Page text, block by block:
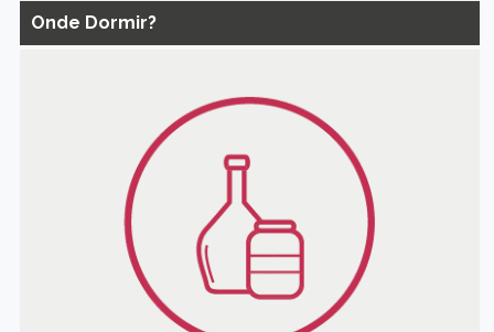
Onde Dormir?